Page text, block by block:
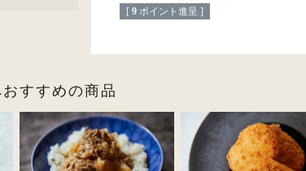
[ 9 ポイント進呈 ]
すすめの商品